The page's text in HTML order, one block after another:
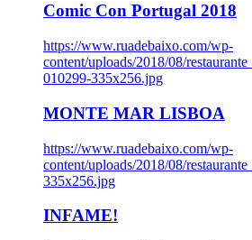
Comic Con Portugal 2018
https://www.ruadebaixo.com/wp-
content/uploads/2018/08/
010299-335x256.jpg
MONTE MAR LISBOA
https://www.ruadebaixo.com/wp-
content/uploads/2018/08/
335x256.jpg
INFAME!